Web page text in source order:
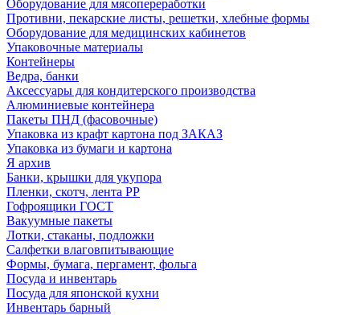
Оборудование для мясопереработки
Противни, пекарские листы, решетки, хлебные формы
Оборудование для медицинских кабинетов
Упаковочные материалы
Контейнеры
Ведра, банки
Аксессуары для кондитерского производства
Алюминиевые контейнера
Пакеты ПНД (фасовочные)
Упаковка из крафт картона под ЗАКАЗ
Упаковка из бумаги и картона
Я архив
Банки, крышки для укупора
Пленки, скотч, лента РР
Гофроящики ГОСТ
Вакуумные пакеты
Лотки, стаканы, подложки
Салфетки влаговпитывающие
Формы, бумага, пергамент, фольга
Посуда и инвентарь
Посуда для японской кухни
Инвентарь барный